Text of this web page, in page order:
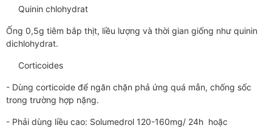
Quinin chlohydrat
Ống 0,5g tiêm bắp thịt, liều lượng và thời gian giống như quinin
dichlohydrat.
Corticoides
- Dùng corticoide để ngăn chặn phả ứng quá mẫn, chống sốc
trong trường hợp nặng.
- Phải dùng liều cao: Solumedrol 120-160mg/ 24h hoặc